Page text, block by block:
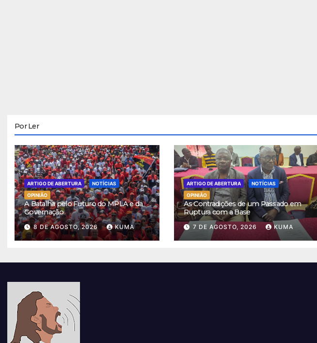
Por Ler
ARTIGO DE ABERTURA
NOTÍCIAS
OPINIÃO
A Batalha pelo Futuro do MPLA e da
Governação
8 DE AGOSTO, 2026 KUMA
ARTIGO DE ABERTURA
NOTÍCIAS
OPINIÃO
As Contradições de um Passado em
Ruptura com a Base
7 DE AGOSTO, 2026 KUMA